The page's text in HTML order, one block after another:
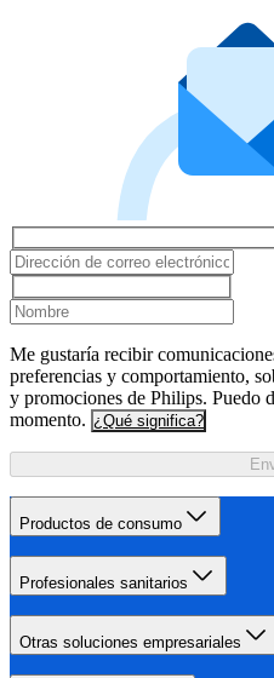
Me gustaría recibir
preferencias y comportamiento,
y promociones de Philips. Puedo
momento. ¿Qué significa?
Productos de consumo
Profesionales sanitarios
Otras soluciones empresariales